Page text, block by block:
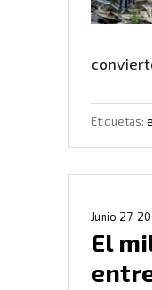
Etiquetas:
Junio 27,
El